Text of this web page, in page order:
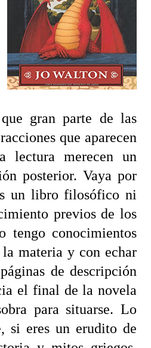
gran parte de las
que aparecen
merecen un
posterior. Vaya por
un libro filosófico ni
previos de los
tengo conocimientos
la materia y con echar
de descripción
el final de la novela
para situarse. Lo
si eres un erudito de